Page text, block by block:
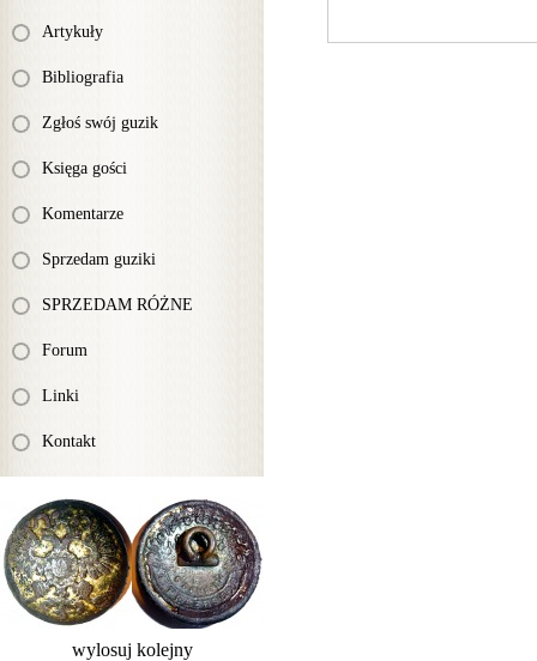
Artykuły
Bibliografia
Zgłoś swój guzik
Księga gości
Komentarze
Sprzedam guziki
SPRZEDAM RÓŻNE
Forum
Linki
Kontakt
wylosuj kolejny